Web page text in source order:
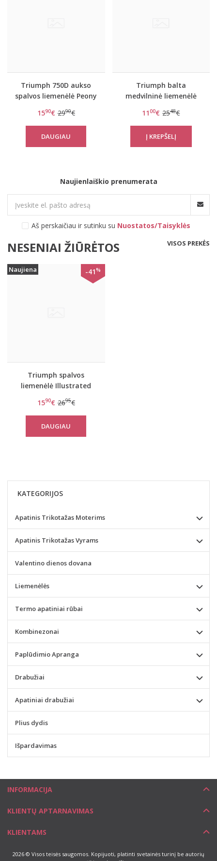
Triumph 750D aukso
spalvos liemenėlė Peony
1590€ 2990€
DAUGIAU
Triumph balta
medvilninė liemenėlė
1100€ 2548€
Naujienlaiškio prenumerata
Aš perskaičiau ir sutinku su Nuostatos/Taisyklės
NESENIAI ŽIŪRĖTOS VISOS PREKĖS
Naujiena -41%
Triumph spalvos
liemenėlė Illustrated
1590€ 2695€
DAUGIAU
KATEGORIJOS
Apatinis Trikotažas Moterims
Apatinis Trikotažas Vyrams
Valentino dienos dovana
Liemenėlės
Termo apatiniai rūbai
Kombinezonai
Paplūdimio Apranga
Drabužiai
Apatiniai drabužiai
Plius dydis
Išpardavimas
INFORMACIJA
KLIENTŲ APTARNAVIMAS
KLIENTAMS
2026 © Visos teisės saugomos. Kopijuoti, platinti svetainės turinį be autorių